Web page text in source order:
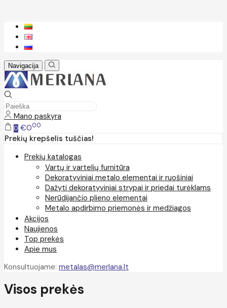
Navigacija
Mano paskyra
0 €000
Prekių krepšelis tuščias!
Prekių katalogas
Vartų ir vartelių furnitūra
Dekoratyviniai metalo elementai ir ruošiniai
Dažyti dekoratyviniai strypai ir priedai turėklams
Nerūdijančio plieno elementai
Metalo apdirbimo priemonės ir medžiagos
Akcijos
Naujienos
Top prekės
Apie mus
Konsultuojame: metalas@merlana.lt
Visos prekės